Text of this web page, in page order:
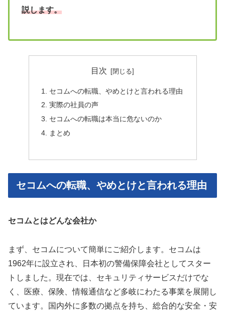
説します。
目次
セコムへの転職、やめとけと言われる理由
実際の社員の声
セコムへの転職は本当に危ないのか
まとめ
セコムへの転職、やめとけと言われる理由
セコムとはどんな会社か
まず、セコムについて簡単にご紹介します。セコムは
1962年に設立され、日本初の警備保障会社としてスター
トしました。現在では、セキュリティサービスだけでな
く、医療、保険、情報通信など多岐にわたる事業を展開し
ています。国内外に多数の拠点を持ち、総合的な安全・安